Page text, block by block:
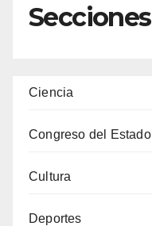
Secciones
Ciencia
Congreso del Estado
Cultura
Deportes